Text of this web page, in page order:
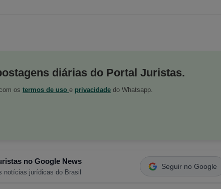
diárias do Portal Juristas.
os termos de uso e privacidade do Whatsapp.
no Google News
notícias jurídicas do Brasil
Seguir no Google